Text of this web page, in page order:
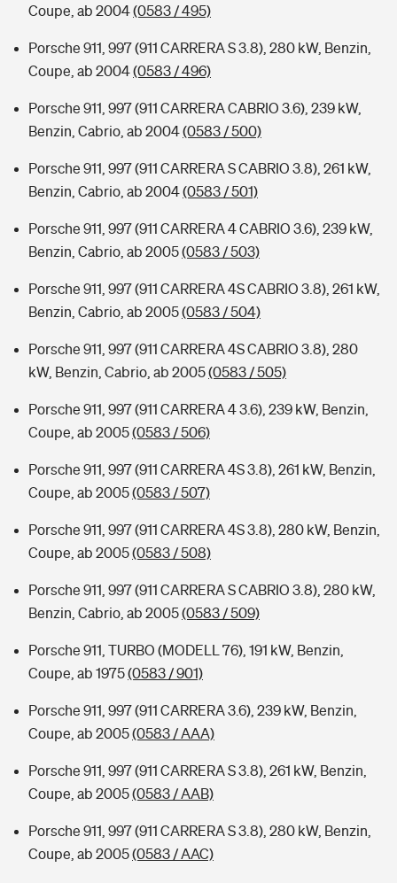
Coupe, ab 2004(0583 / 495)
Porsche 911, 997 (911 CARRERA S 3.8), 280 kW, Benzin,
Coupe, ab 2004(0583 / 496)
Porsche 911, 997 (911 CARRERA CABRIO 3.6), 239 kW,
Benzin, Cabrio, ab 2004(0583 / 500)
Porsche 911, 997 (911 CARRERA S CABRIO 3.8), 261 kW,
Benzin, Cabrio, ab 2004(0583 / 501)
Porsche 911, 997 (911 CARRERA 4 CABRIO 3.6), 239 kW,
Benzin, Cabrio, ab 2005(0583 / 503)
Porsche 911, 997 (911 CARRERA 4S CABRIO 3.8), 261 kW,
Benzin, Cabrio, ab 2005(0583 / 504)
Porsche 911, 997 (911 CARRERA 4S CABRIO 3.8), 280
kW, Benzin, Cabrio, ab 2005(0583 / 505)
Porsche 911, 997 (911 CARRERA 4 3.6), 239 kW, Benzin,
Coupe, ab 2005(0583 / 506)
Porsche 911, 997 (911 CARRERA 4S 3.8), 261 kW, Benzin,
Coupe, ab 2005(0583 / 507)
Porsche 911, 997 (911 CARRERA 4S 3.8), 280 kW, Benzin,
Coupe, ab 2005(0583 / 508)
Porsche 911, 997 (911 CARRERA S CABRIO 3.8), 280 kW,
Benzin, Cabrio, ab 2005(0583 / 509)
Porsche 911, TURBO (MODELL 76), 191 kW, Benzin,
Coupe, ab 1975(0583 / 901)
Porsche 911, 997 (911 CARRERA 3.6), 239 kW, Benzin,
Coupe, ab 2005(0583 / AAA)
Porsche 911, 997 (911 CARRERA S 3.8), 261 kW, Benzin,
Coupe, ab 2005(0583 / AAB)
Porsche 911, 997 (911 CARRERA S 3.8), 280 kW, Benzin,
Coupe, ab 2005(0583 / AAC)